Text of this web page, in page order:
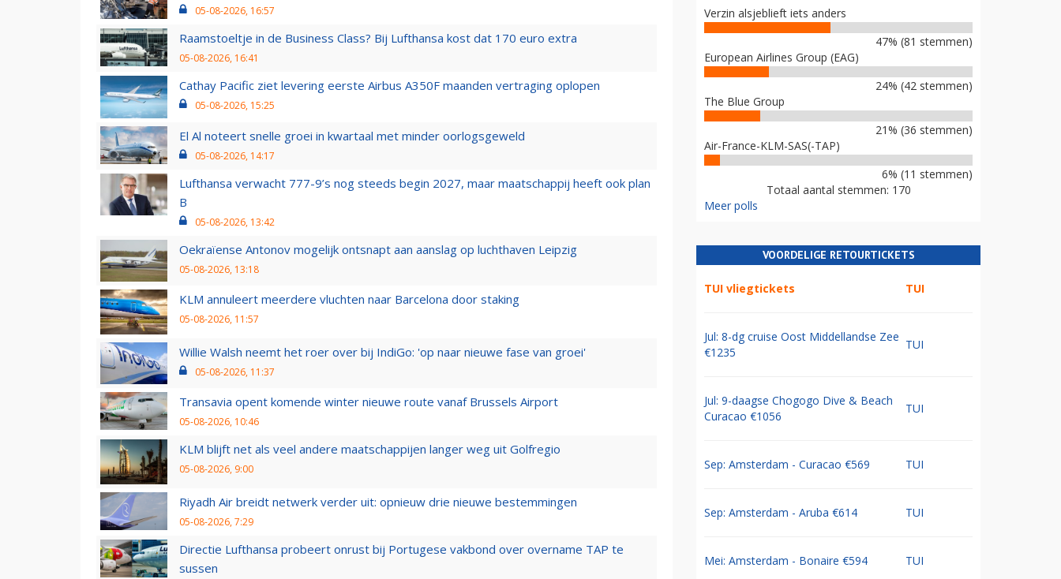
05-08-2026, 16:57
Raamstoeltje in de Business Class? Bij Lufthansa kost dat 170 euro extra
05-08-2026, 16:41
Cathay Pacific ziet levering eerste Airbus A350F maanden vertraging oplopen
05-08-2026, 15:25
El Al noteert snelle groei in kwartaal met minder oorlogsgeweld
05-08-2026, 14:17
Lufthansa verwacht 777-9’s nog steeds begin 2027, maar maatschappij heeft ook plan
B
05-08-2026, 13:42
Oekraïense Antonov mogelijk ontsnapt aan aanslag op luchthaven Leipzig
05-08-2026, 13:18
KLM annuleert meerdere vluchten naar Barcelona door staking
05-08-2026, 11:57
Willie Walsh neemt het roer over bij IndiGo: 'op naar nieuwe fase van groei'
05-08-2026, 11:37
Transavia opent komende winter nieuwe route vanaf Brussels Airport
05-08-2026, 10:46
KLM blijft net als veel andere maatschappijen langer weg uit Golfregio
05-08-2026, 9:00
Riyadh Air breidt netwerk verder uit: opnieuw drie nieuwe bestemmingen
05-08-2026, 7:29
Directie Lufthansa probeert onrust bij Portugese vakbond over overname TAP te
sussen
Verzin alsjeblieft iets anders
47% (81 stemmen)
European Airlines Group (EAG)
24% (42 stemmen)
The Blue Group
21% (36 stemmen)
Air-France-KLM-SAS(-TAP)
6% (11 stemmen)
Totaal aantal stemmen: 170
Meer polls
VOORDELIGE RETOURTICKETS
TUI vliegtickets TUI
Jul: 8-dg cruise Oost Middellandse Zee
€1235
TUI
Jul: 9-daagse Chogogo Dive & Beach
Curacao €1056
TUI
Sep: Amsterdam - Curacao €569 TUI
Sep: Amsterdam - Aruba €614 TUI
Mei: Amsterdam - Bonaire €594 TUI